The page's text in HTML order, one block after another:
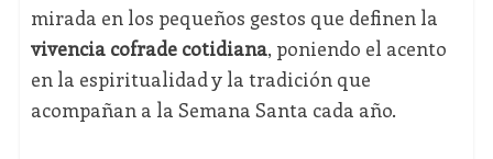
mirada en los pequeños gestos que definen la
vivencia cofrade cotidiana, poniendo el acento
en la espiritualidad y la tradición que
acompañan a la Semana Santa cada año.